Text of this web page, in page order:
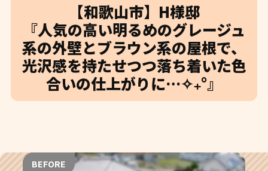
【和歌山市】H様邸
『人気の高い明るめのグレージュ
系の外壁とブラウン系の屋根で、
光沢感を持たせつつ落ち着いた色
合いの仕上がりに…✧₊°』
BEFORE